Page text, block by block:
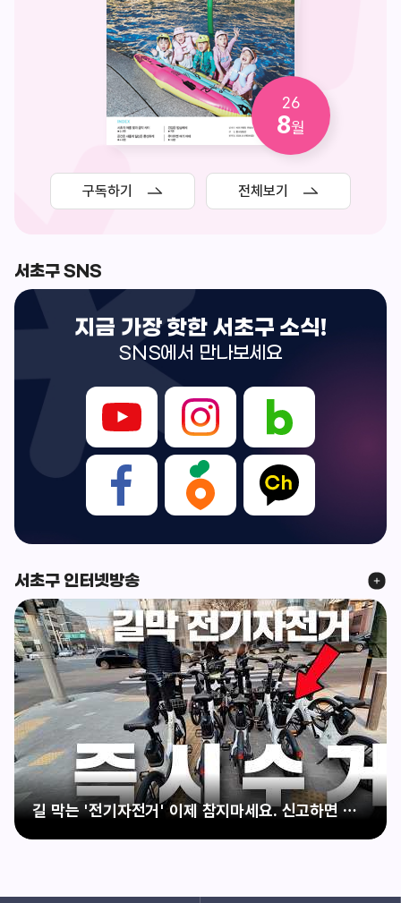
26
8월
구독하기 전체보기
서초구 SNS
지금 가장 핫한 서초구 소식!
SNS에서 만나보세요
서초구 인터넷방송
길 막는 '전기자전거' 이제 참지마세요. 신고하면 즉시 수거 합니다!